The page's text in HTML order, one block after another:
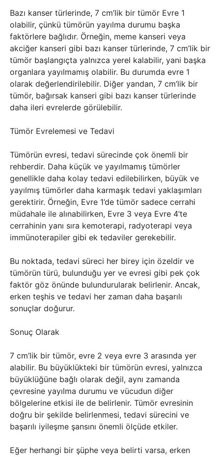
Bazı kanser türlerinde, 7 cm’lik bir tümör Evre 1
olabilir, çünkü tümörün yayılma durumu başka
faktörlere bağlıdır. Örneğin, meme kanseri veya
akciğer kanseri gibi bazı kanser türlerinde, 7 cm’lik bir
tümör başlangıçta yalnızca yerel kalabilir, yani başka
organlara yayılmamış olabilir. Bu durumda evre 1
olarak değerlendirilebilir. Diğer yandan, 7 cm’lik bir
tümör, bağırsak kanseri gibi bazı kanser türlerinde
daha ileri evrelerde görülebilir.
Tümör Evrelemesi ve Tedavi
Tümörün evresi, tedavi sürecinde çok önemli bir
rehberdir. Daha küçük ve yayılmamış tümörler
genellikle daha kolay tedavi edilebilirken, büyük ve
yayılmış tümörler daha karmaşık tedavi yaklaşımları
gerektirir. Örneğin, Evre 1’de tümör sadece cerrahi
müdahale ile alınabilirken, Evre 3 veya Evre 4’te
cerrahinin yanı sıra kemoterapi, radyoterapi veya
immünoterapiler gibi ek tedaviler gerekebilir.
Bu noktada, tedavi süreci her birey için özeldir ve
tümörün türü, bulunduğu yer ve evresi gibi pek çok
faktör göz önünde bulundurularak belirlenir. Ancak,
erken teşhis ve tedavi her zaman daha başarılı
sonuçlar doğurur.
Sonuç Olarak
7 cm’lik bir tümör, evre 2 veya evre 3 arasında yer
alabilir. Bu büyüklükteki bir tümörün evresi, yalnızca
büyüklüğüne bağlı olarak değil, aynı zamanda
çevresine yayılma durumu ve vücudun diğer
bölgelerine etkisi ile de belirlenir. Tümör evresinin
doğru bir şekilde belirlenmesi, tedavi sürecini ve
başarılı iyileşme şansını önemli ölçüde etkiler.
Eğer herhangi bir şüphe veya belirti varsa, erken